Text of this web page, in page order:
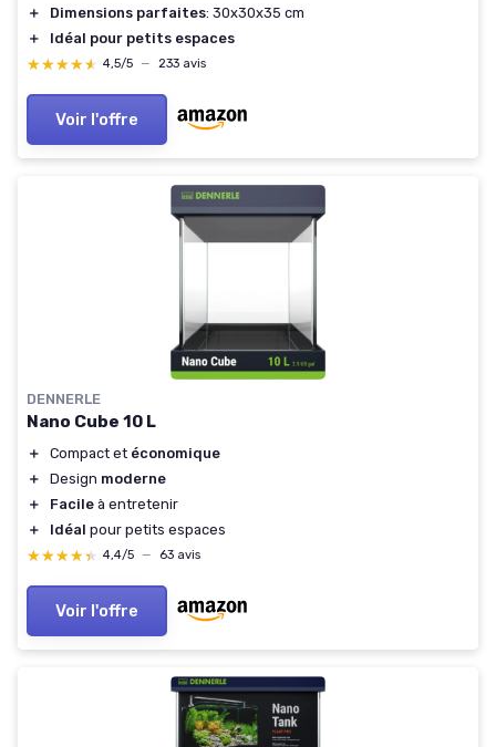
＋
Dimensions parfaites: 30x30x35 cm
＋
Idéal pour petits espaces
★★★★★
★★★★★ 4,5/5 — 233 avis
Voir l'offre
DENNERLE
Nano Cube 10 L
＋ Compact et économique
＋
Design moderne
＋
Facile à entretenir
＋
Idéal pour petits espaces
★★★★★
★★★★★ 4,4/5 — 63 avis
Voir l'offre